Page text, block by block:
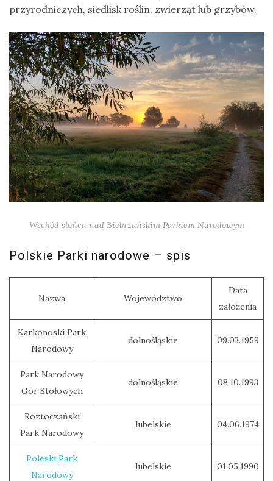
przyrodniczych, siedlisk roślin, zwierząt lub grzybów.
Wschód słońca nad Biebrzańskim Parkiem Narodowym
Polskie Parki narodowe – spis
Nazwa Województwo
Data
założenia
Karkonoski Park
Narodowy
dolnośląskie 09.03.1959
Park Narodowy
Gór Stołowych
dolnośląskie 08.10.1993
Roztoczański
Park Narodowy
lubelskie 04.06.1974
Poleski Park
Narodowy
lubelskie 01.05.1990
dzierżby
elektronika
turystyczna
gołębiowate
gps
gryzonie